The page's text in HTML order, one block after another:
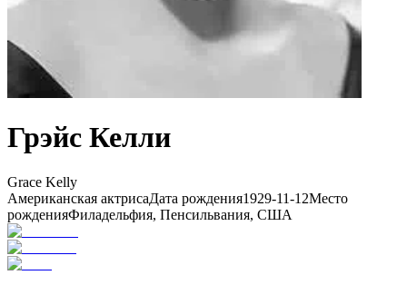
Грэйс Келли
Grace Kelly
Американская актрисаДата рождения1929-11-12Место
рожденияФиладельфия, Пенсильвания, США